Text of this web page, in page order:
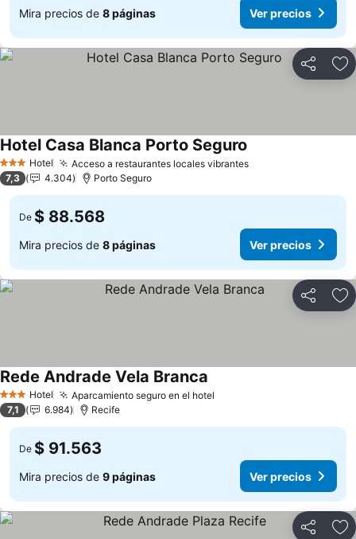
Mira precios de 8 páginas Ver precios
Compartir
3 Estrellas
Hotel Acceso a restaurantes locales vibrantes
Hotel Casa Blanca Porto Seguro
7,3 4.304 Porto Seguro
De $ 88.568
Mira precios de 8 páginas Ver precios
Compartir
3 Estrellas
Hotel Aparcamiento seguro en el hotel
Rede Andrade Vela Branca
7,1 6.984 Recife
De $ 91.563
Mira precios de 9 páginas Ver precios
Compartir